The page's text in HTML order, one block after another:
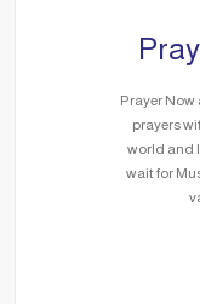
Prayer
prayers
world and
wait for